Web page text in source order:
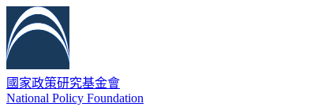
國家政策研究基金會
National Policy Foundation